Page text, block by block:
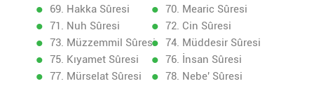
69. Hakka Sûresi
70. Mearic Sûresi
71. Nuh Sûresi
72. Cin Sûresi
73. Müzzemmil Sûresi
74. Müddesir Sûresi
75. Kıyamet Sûresi
76. İnsan Sûresi
77. Mürselat Sûresi
78. Nebe' Sûresi